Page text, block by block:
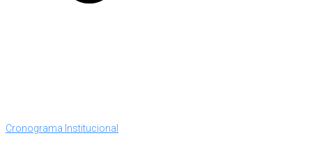
Cronograma Institucional